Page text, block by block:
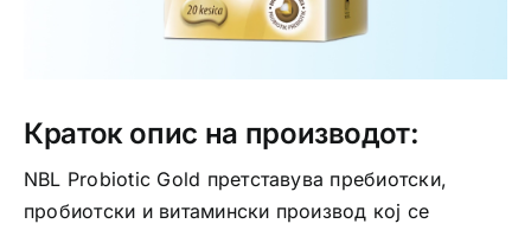
Краток опис на производот:
NBL Probiotic Gold претставува пребиотски,
пробиотски и витамински производ кој се